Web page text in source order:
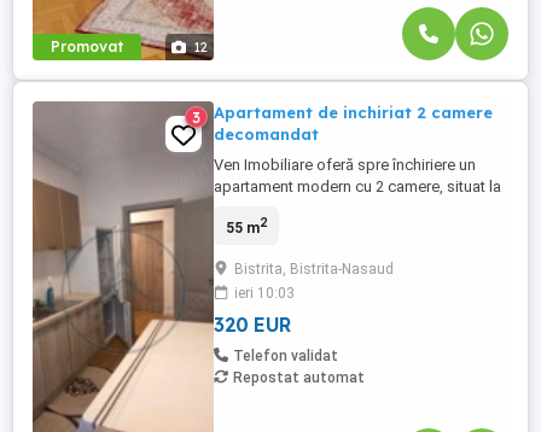
Promovat 12
3
Apartament de inchiriat 2 camere
decomandat
Ven Imobiliare oferă spre închiriere un
apartament modern cu 2 camere, situat la
foarte apreciată, cu acces rapid către
farmacii, stații de transport, școli).
Suprafață utilă: 55 mp , ✨ Apartament
renovat și complet mobilat, ...
55 m2
Bistrita, Bistrita-Nasaud
ieri 10:03
320 EUR
Telefon validat
Repostat automat